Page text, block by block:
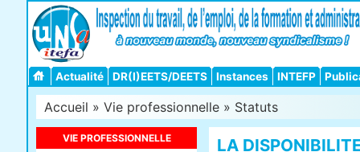
Actualité DR(I)EETS/DEETS Instances INTEFP
Accueil » Vie professionnelle » Statuts
LA
VIE PROFESSIONNELLE